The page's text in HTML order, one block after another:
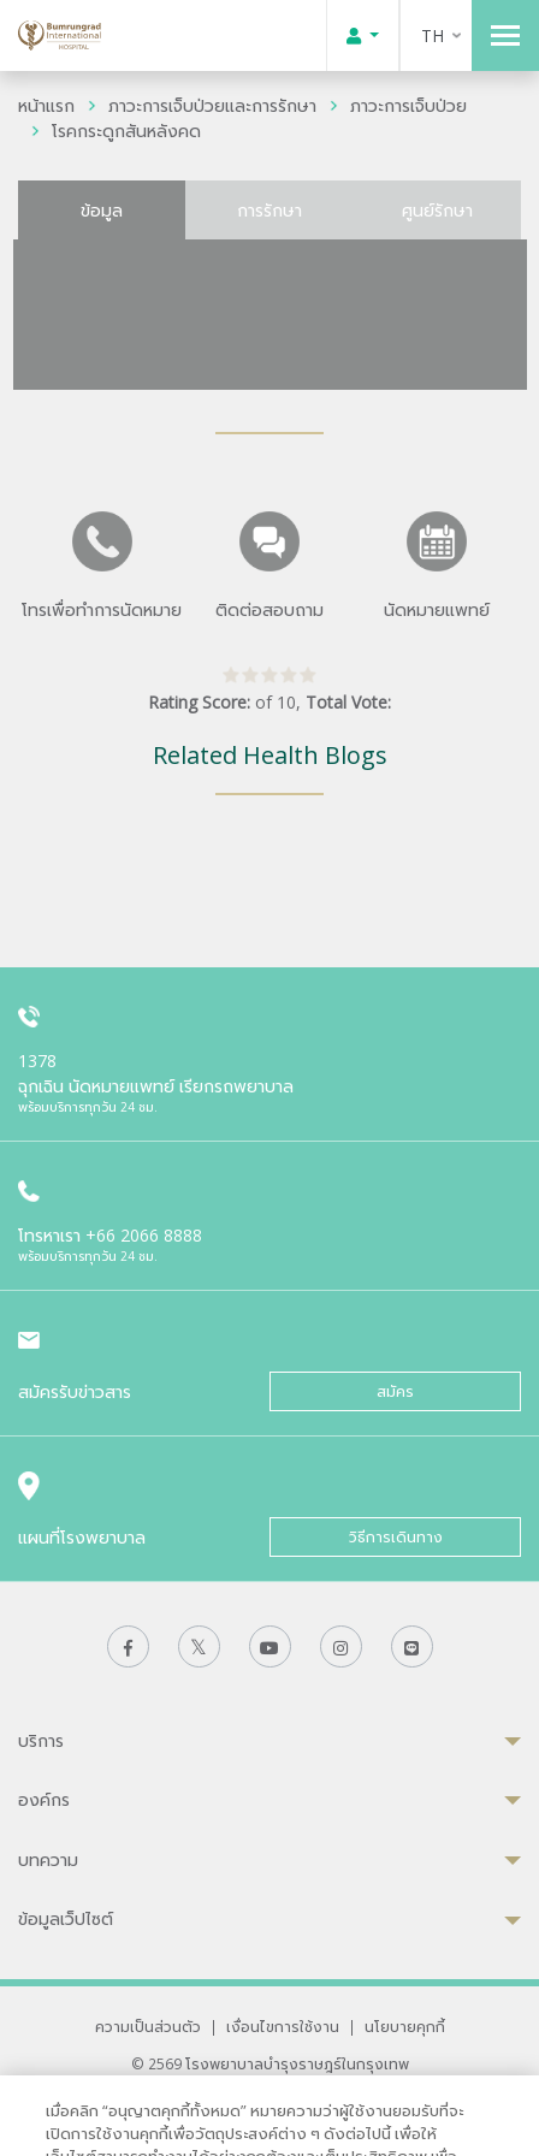
TH
หน้าแรก ภาวะการเจ็บป่วยและการรักษา
ภาวะการเจ็บป่วย
โรคกระดูกสันหลังคด
ข้อมูล การรักษา ศูนย์รักษา
โทรเพื่อทำการนัดหมาย ติดต่อสอบถาม นัดหมายแพทย์
Rating Score: of 10, Total Vote:
Related Health Blogs
1378
ฉุกเฉิน นัดหมายแพทย์ เรียกรถพยาบาล
พร้อมบริการทุกวัน 24 ชม.
โทรหาเรา +66 2066 8888
พร้อมบริการทุกวัน 24 ชม.
สมัครรับข่าวสาร สมัคร
แผนที่โรงพยาบาล วิธีการเดินทาง
บริการ
องค์กร
บทความ
ข้อมูลเว็ปไซต์
ความเป็นส่วนตัว | เงื่อนไขการใช้งาน |
นโยบายคุกกี้
© 2569 โรงพยาบาลบำรุงราษฎร์ในกรุงเทพ
33 สุขุมวิท ซอย 3 เขตวัฒนา กรุงเทพ 10110 ประเทศไทย
หากท่านมีข้อคิดเห็นหรือปัญหาในการใช้เว็บไซต์ของเรา
เมื่อคลิก “อนุญาตคุกกี้ทั้งหมด” หมายความว่าผู้ใช้งานยอมรับที่จะ
เปิดการใช้งานคุกกี้เพื่อวัตถุประสงค์ต่าง ๆ ดังต่อไปนี้ เพื่อให้